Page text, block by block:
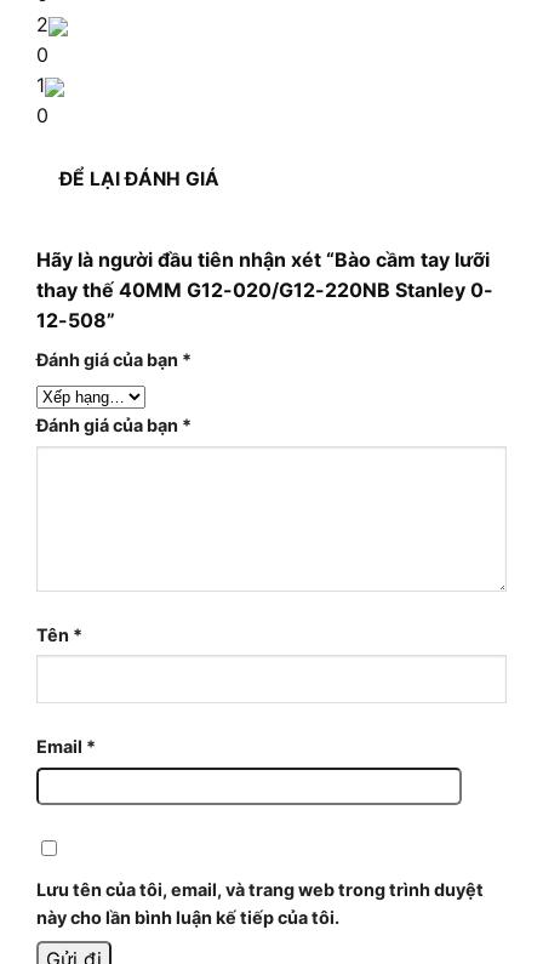
2
0
1
0
ĐỂ LẠI ĐÁNH GIÁ
Hãy là người đầu tiên nhận xét “Bào cầm tay lưỡi
thay thế 40MM G12-020/G12-220NB Stanley 0-
12-508”
Đánh giá của bạn *
Đánh giá của bạn *
Tên *
Email *
Lưu tên của tôi, email, và trang web trong trình duyệt
này cho lần bình luận kế tiếp của tôi.